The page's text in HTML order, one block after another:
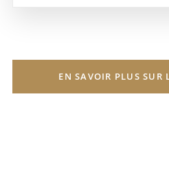
EN SAVOIR PLUS SUR